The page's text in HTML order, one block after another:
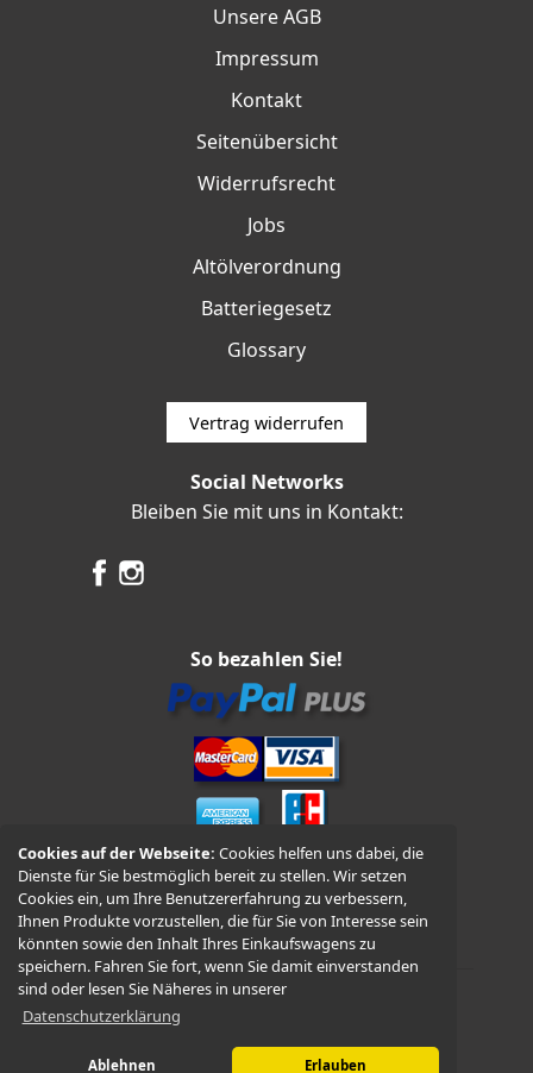
Cookies auf der Webseite:Cookies helfen uns dabei, die
Dienste für Sie bestmöglich bereit zu stellen. Wir setzen
Cookies ein, um Ihre Benutzererfahrung zu verbessern,
Ihnen Produkte vorzustellen, die für Sie von Interesse sein
könnten sowie den Inhalt Ihres Einkaufswagens zu
speichern. Fahren Sie fort, wenn Sie damit einverstanden
sind oder lesen Sie Näheres in unserer
Datenschutzerklärung
Ablehnen Erlauben
Unsere AGB
Impressum
Kontakt
Seitenübersicht
Widerrufsrecht
Jobs
Altölverordnung
Batteriegesetz
Glossary
Vertrag widerrufen
Social Networks
Bleiben Sie mit uns in Kontakt:
So bezahlen Sie!
Vorkasse und Nachnahme
© 2026 -